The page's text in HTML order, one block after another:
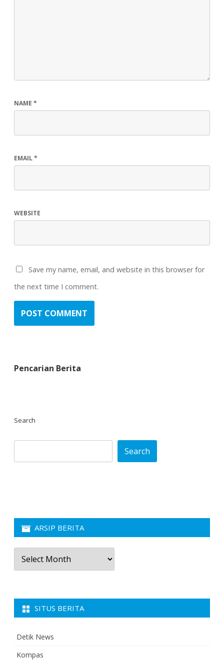
NAME *
EMAIL*
WEBSITE
Save my name, email, and website in this browser for
the next time I comment.
Pencarian Berita
Search
Search
ARSIP BERITA
Arsip
Berita
SITUS BERITA
Detik News
Kompas